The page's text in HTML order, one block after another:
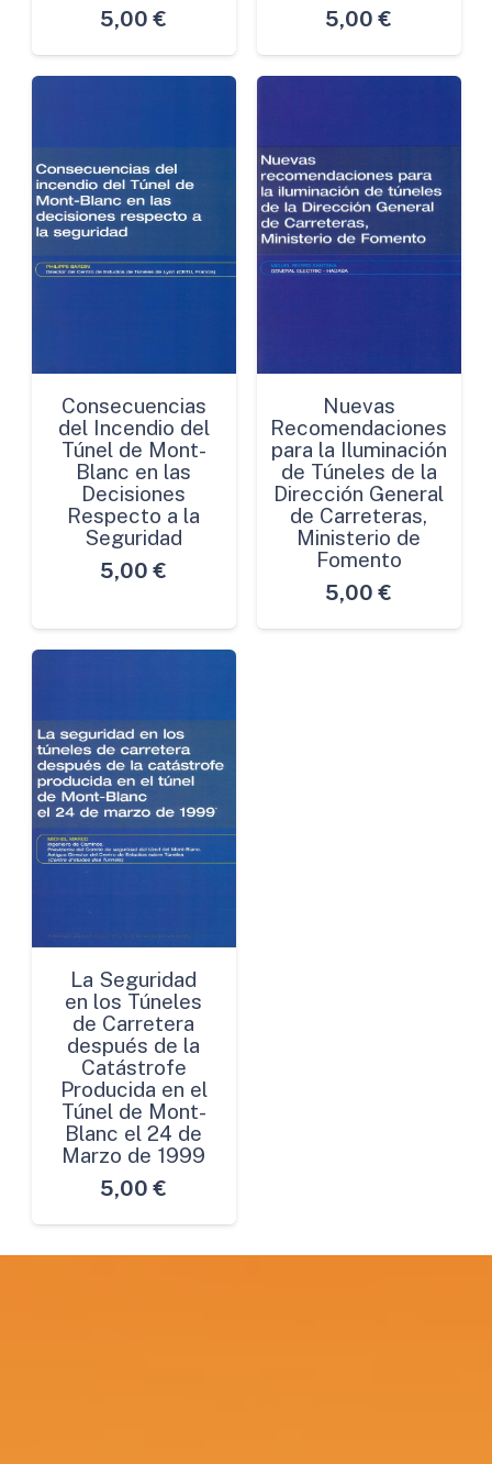
5,00 €
5,00 €
Consecuencias
del Incendio del
Túnel de Mont-
Blanc en las
Decisiones
Respecto a la
Seguridad
5,00 €
Nuevas
Recomendaciones
para la Iluminación
de Túneles de la
Dirección General
de Carreteras,
Ministerio de
Fomento
5,00 €
La Seguridad
en los Túneles
de Carretera
después de la
Catástrofe
Producida en el
Túnel de Mont-
Blanc el 24 de
Marzo de 1999
5,00 €